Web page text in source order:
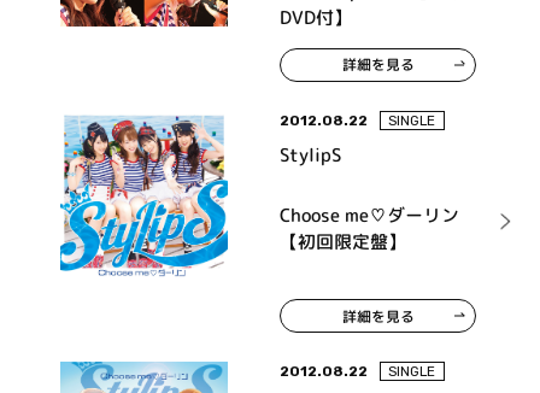
DVD付】
詳細を見る
2012.08.22 SINGLE
StylipS
Choose me♡ダーリン
【初回限定盤】
詳細を見る
2012.08.22 SINGLE